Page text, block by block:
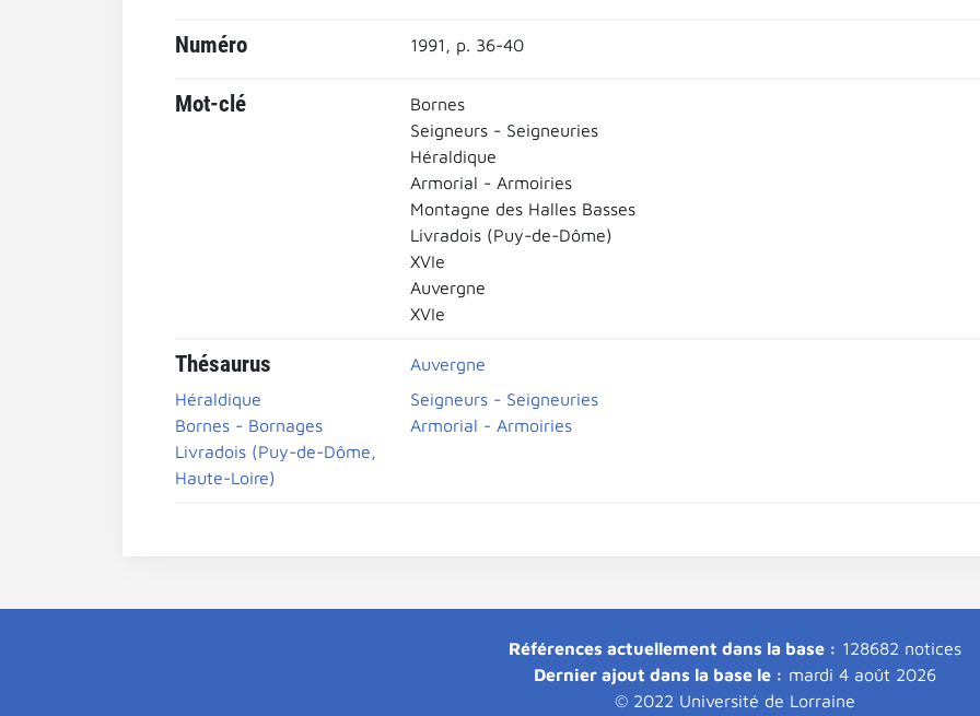
Numéro 1991, p. 36-40
Mot-clé
Bornes
Seigneurs - Seigneuries
Héraldique
Armorial - Armoiries
Montagne des Halles Basses
Livradois (Puy-de-Dôme)
XVIe
Auvergne
XVIe
Thésaurus
Auvergne
Héraldique
Seigneurs - Seigneuries
Bornes - Bornages
Armorial - Armoiries
Livradois (Puy-de-Dôme,
Haute-Loire)
Références actuellement dans la base : 128682 notices
Dernier ajout dans la base le : mardi 4 août 2026
© 2022 Université de Lorraine